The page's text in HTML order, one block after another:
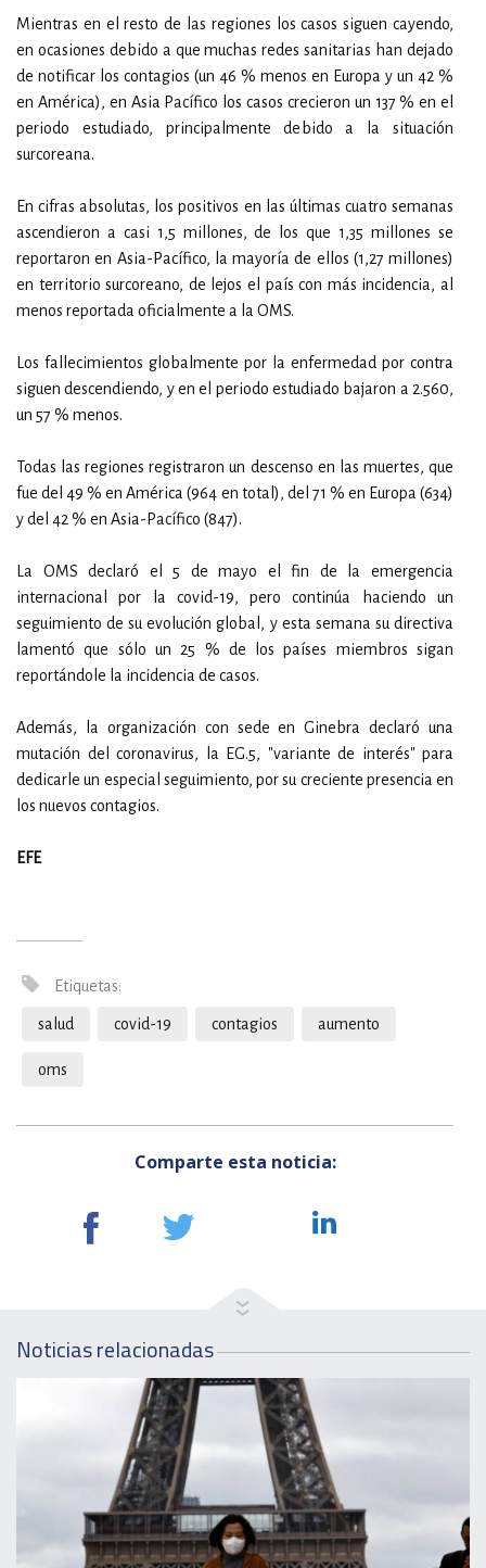
Mientras en el resto de las regiones los casos siguen cayendo,
en ocasiones debido a que muchas redes sanitarias han dejado
de notificar los contagios (un 46 % menos en Europa y un 42 %
en América), en Asia Pacífico los casos crecieron un 137 % en el
periodo estudiado, principalmente debido a la situación
surcoreana.
En cifras absolutas, los positivos en las últimas cuatro semanas
ascendieron a casi 1,5 millones, de los que 1,35 millones se
reportaron en Asia-Pacífico, la mayoría de ellos (1,27 millones)
en territorio surcoreano, de lejos el país con más incidencia, al
menos reportada oficialmente a la OMS.
Los fallecimientos globalmente por la enfermedad por contra
siguen descendiendo, y en el periodo estudiado bajaron a 2.560,
un 57 % menos.
Todas las regiones registraron un descenso en las muertes, que
fue del 49 % en América (964 en total), del 71 % en Europa (634)
y del 42 % en Asia-Pacífico (847).
La OMS declaró el 5 de mayo el fin de la emergencia
internacional por la covid-19, pero continúa haciendo un
seguimiento de su evolución global, y esta semana su directiva
lamentó que sólo un 25 % de los países miembros sigan
reportándole la incidencia de casos.
Además, la organización con sede en Ginebra declaró una
mutación del coronavirus, la EG.5, "variante de interés" para
dedicarle un especial seguimiento, por su creciente presencia en
los nuevos contagios.
EFE
Etiquetas:
salud covid-19 contagios aumento
oms
Comparte esta noticia:
Noticias relacionadas